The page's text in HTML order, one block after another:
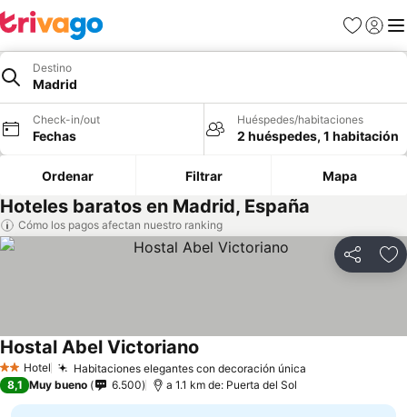
Favoritos
Iniciar
Destino
Madrid
Check-in/out
Fechas
Huéspedes/habitaciones
2 huéspedes, 1 habitación
Ordenar Filtrar Mapa
Hoteles baratos en Madrid, España
Cómo los pagos afectan nuestro ranking
Compartir
2 Estrellas
Hotel Habitaciones elegantes con decoración única
Hostal Abel Victoriano
8,1 Muy bueno 6.500 a 1.1 km de: Puerta del Sol